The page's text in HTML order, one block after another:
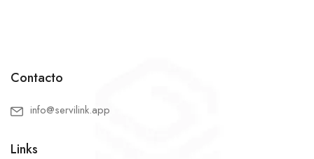
Contacto
info@servilink.app
Links